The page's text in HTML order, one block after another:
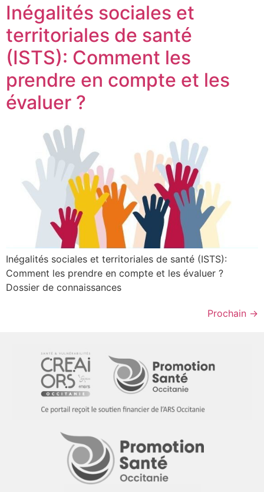
Inégalités sociales et
territoriales de santé
(ISTS): Comment les
prendre en compte et les
évaluer ?
Inégalités sociales et territoriales de santé (ISTS):
Comment les prendre en compte et les évaluer ?
Dossier de connaissances
Prochain →